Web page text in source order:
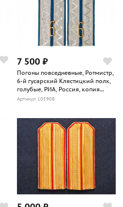
7 500 ₽
Погоны повседневные, Ротмистр,
6-й гусарский Клястицкий полк,
голубые, РИА, Россия, копия...
Артикул 105908